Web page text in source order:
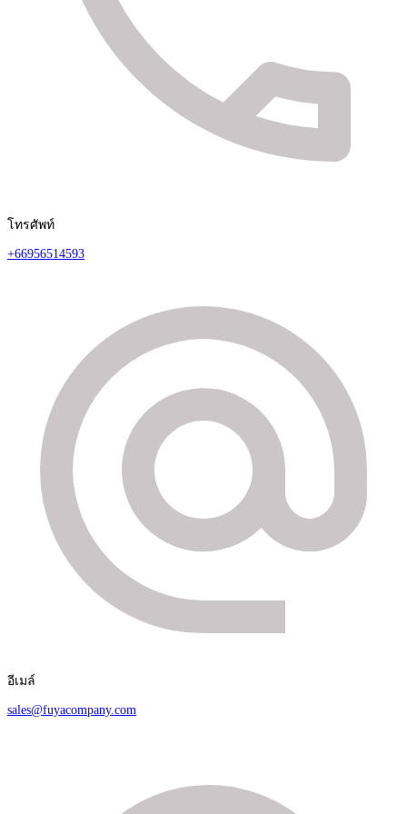
โทรศัพท์
+66956514593
อีเมล์
sales@fuyacompany.com